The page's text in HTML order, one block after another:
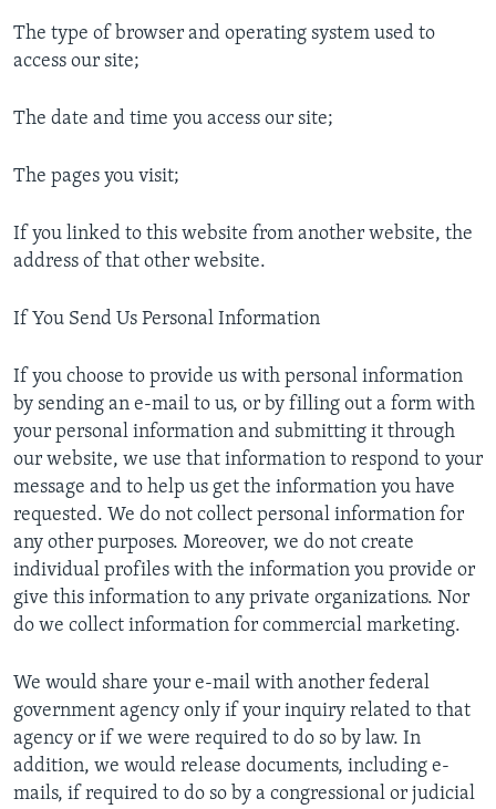
The type of browser and operating system used to
access our site;
The date and time you access our site;
The pages you visit;
If you linked to this website from another website, the
address of that other website.
If You Send Us Personal Information
If you choose to provide us with personal information
by sending an e-mail to us, or by filling out a form with
your personal information and submitting it through
our website, we use that information to respond to your
message and to help us get the information you have
requested. We do not collect personal information for
any other purposes. Moreover, we do not create
individual profiles with the information you provide or
give this information to any private organizations. Nor
do we collect information for commercial marketing.
We would share your e-mail with another federal
government agency only if your inquiry related to that
agency or if we were required to do so by law. In
addition, we would release documents, including e-
mails, if required to do so by a congressional or judicial